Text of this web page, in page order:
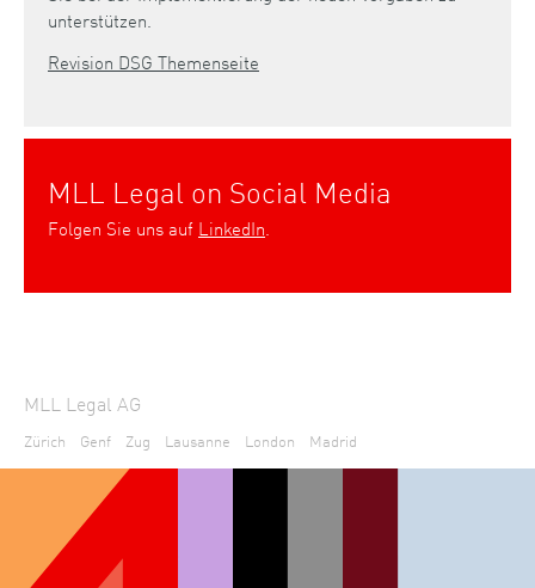
unterstützen.
Revision DSG Themenseite
MLL Legal on Social Media
Folgen Sie uns auf LinkedIn.
MLL Legal AG
Zürich Genf Zug Lausanne London Madrid